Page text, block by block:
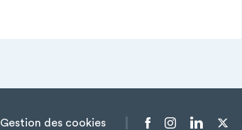
Gestion des cookies